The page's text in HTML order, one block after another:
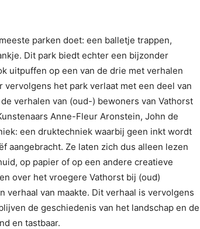
parken doet: een balletje trappen,
Dit park biedt echter een bijzonder
uitpuffen op een van de drie met verhalen
het park verlaat met een deel van
verhalen van (oud-) bewoners van Vathorst
Anne-Fleur Aronstein, John de
een druktechniek waarbij geen inkt wordt
aangebracht. Ze laten zich dus alleen lezen
op papier of op een andere creatieve
over het vroegere Vathorst bij (oud)
verhaal van maakte. Dit verhaal is vervolgens
de geschiedenis van het landschap en de
en tastbaar.